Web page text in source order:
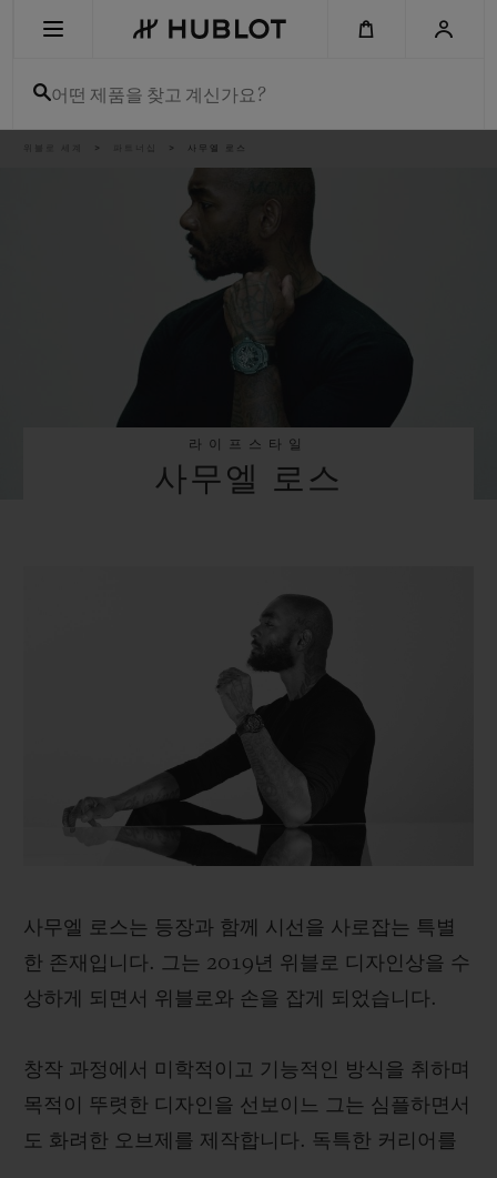
어떤 제품을 찾고 계신가요?
사무엘 로스
라이프스타일
사무엘 로스
사무엘 로스는 등장과 함께 시선을 사로잡는 특별
한 존재입니다. 그는 2019년 위블로 디자인상을 수
상하게 되면서 위블로와 손을 잡게 되었습니다.
창작 과정에서 미학적이고 기능적인 방식을 취하며
목적이 뚜렷한 디자인을 선보이느 그는 심플하면서
도 화려한 오브제를 제작합니다. 독특한 커리어를
예상 배송일
무료 배송 & 반품
기프트 파우치
연락처